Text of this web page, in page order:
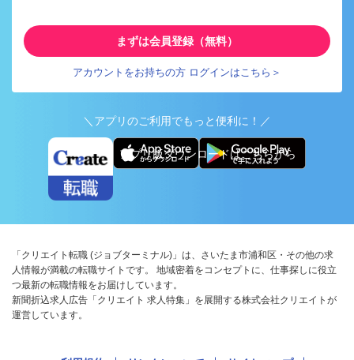
まずは会員登録（無料）
アカウントをお持ちの方 ログインはこちら＞
＼アプリのご利用でもっと便利に！／
アプリ版ダウンロードはこちらから
「クリエイト転職 (ジョブターミナル)」は、さいたま市浦和区・その他の求
人情報が満載の転職サイトです。 地域密着をコンセプトに、仕事探しに役立
つ最新の転職情報をお届けしています。
新聞折込求人広告「クリエイト 求人特集」を展開する株式会社クリエイトが
運営しています。